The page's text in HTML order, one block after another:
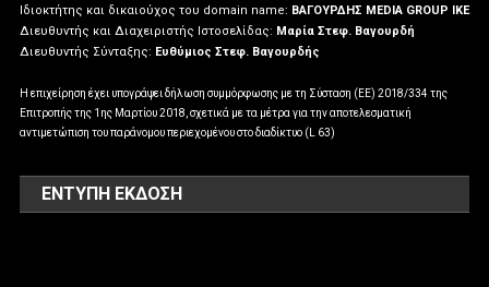
Ιδιοκτήτης και δικαιούχος του domain name: ΒΑΓΟΥΡΔΗΣ MEDIA GROUP IKE
Διευθυντής και Διαχειριστής Ιστοσελίδας: Μαρία Στεφ. Βαγουρδή
Διευθυντής Σύνταξης: Ευθύμιος Στεφ. Βαγουρδής
Η επιχείρηση έχει υπογράψει δήλωση συμμόρφωσης με τη Σύσταση (ΕΕ) 2018/334 της
Επιτροπής της 1ης Μαρτίου 2018, σχετικά με τα μέτρα για την αποτελεσματική
αντιμετώπιση του παράνομου περιεχομένου στο διαδίκτυο (L 63)
ΕΝΤΥΠΗ ΕΚΔΟΣΗ